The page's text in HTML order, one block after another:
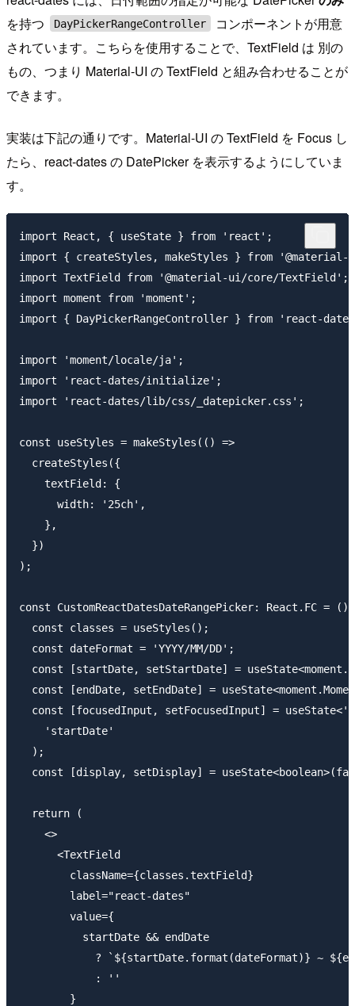
を持つ
DayPickerRangeController
コンポーネントが用意
されています。こちらを使用することで、TextField は 別の
もの、つまり Material-UI の TextField と組み合わせることが
できます。
実装は下記の通りです。Material-UI の TextField を Focus し
たら、react-dates の DatePicker を表示するようにしていま
す。
import React, { useState } from 'react';
import { createStyles, makeStyles } from
import TextField from '@material-ui/core/TextField';
import moment from 'moment';
import { DayPickerRangeController } from 'react-
import 'moment/locale/ja';
import 'react-dates/initialize';
import 'react-dates/lib/css/_datepicker.css';
const useStyles = makeStyles(() =>
  createStyles({
    textField: {
      width: '25ch',
    },
  })
);
const CustomReactDatesDateRangePicker: React.FC =
  const classes = useStyles();
  const dateFormat = 'YYYY/MM/DD';
const [startDate, setStartDate] =
const [endDate, setEndDate] =
const [focusedInput, setFocusedInput] =
    'startDate'
  );
const [display, setDisplay] =
  return (
    <>
      <TextField
        className={classes.textField}
        label="react-dates"
        value={
          startDate && endDate
? `${startDate.format(dateFormat)} ~
            : ''
        }